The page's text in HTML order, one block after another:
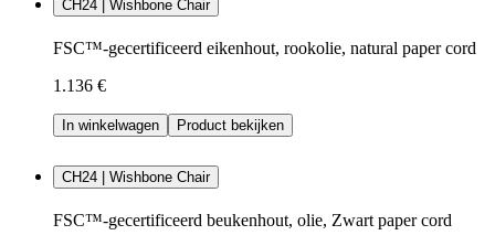
CH24 | Wishbone Chair
FSC™-gecertificeerd eikenhout, rookolie, natural paper cord
1.136 €
In winkelwagen Product bekijken
CH24 | Wishbone Chair
FSC™-gecertificeerd beukenhout, olie, Zwart paper cord